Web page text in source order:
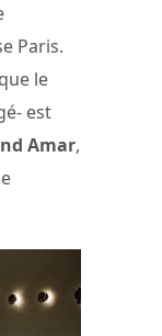
Paris.
le
est
Amar,